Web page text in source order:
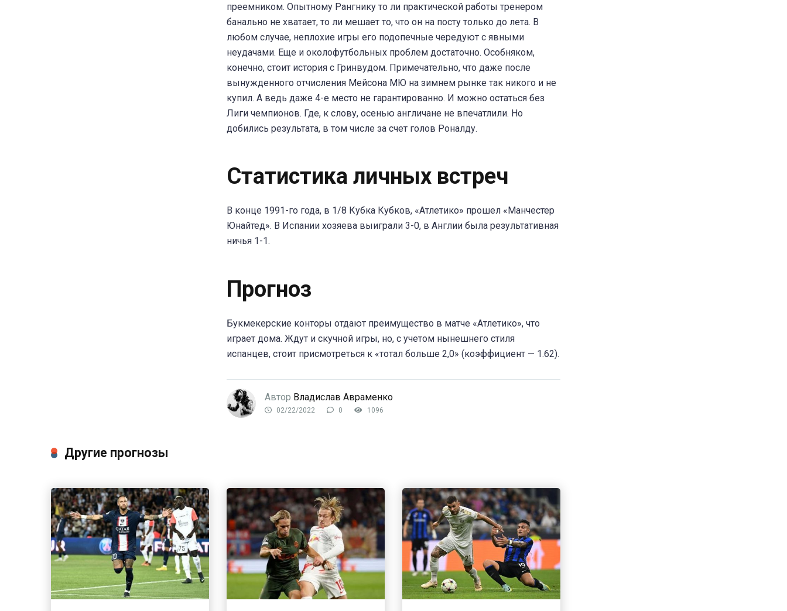
преемником. Опытному Рангнику то ли практической работы тренером
банально не хватает, то ли мешает то, что он на посту только до лета. В
любом случае, неплохие игры его подопечные чередуют с явными
неудачами. Еще и околофутбольных проблем достаточно. Особняком,
конечно, стоит история с Гринвудом. Примечательно, что даже после
вынужденного отчисления Мейсона МЮ на зимнем рынке так никого и не
купил. А ведь даже 4-е место не гарантированно. И можно остаться без
Лиги чемпионов. Где, к слову, осенью англичане не впечатлили. Но
добились результата, в том числе за счет голов Роналду.
Статистика личных встреч
В конце 1991-го года, в 1/8 Кубка Кубков, «Атлетико» прошел «Манчестер
Юнайтед». В Испании хозяева выиграли 3-0, в Англии была результативная
ничья 1-1.
Прогноз
Букмекерские конторы отдают преимущество в матче «Атлетико», что
играет дома. Ждут и скучной игры, но, с учетом нынешнего стиля
испанцев, стоит присмотреться к «тотал больше 2,0» (коэффициент — 1.62).
Автор Владислав Авраменко
02/22/2022 0 1096
Другие прогнозы